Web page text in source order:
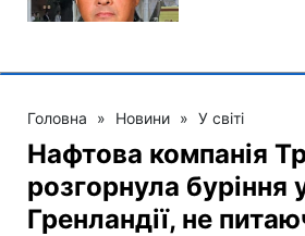
Головна » Новини » У світі
Нафтова компанія
розгорнула буріння
Гренландії, не